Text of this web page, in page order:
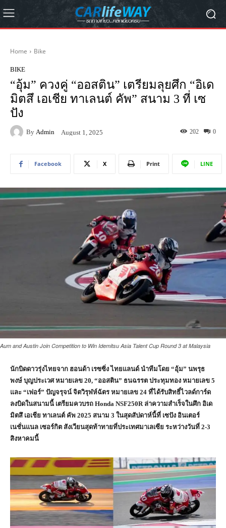
Home Bike
BIKE
“อุ้ม” ควงคู่ “ออสติน” เตรียมลุยศึก “อิเด
มิตสึ เอเชีย ทาเลนต์ คัพ” สนาม 3 ที่ เซ
ปัง
By Admin August 1, 2025 0
202
Facebook X Print LINE
Aum and Austin Join Competition to Win Idemitsu Asia Talent Cup Round 3 at Malaysia
นักบิดดาวรุ่งไทยจาก ฮอนด้า เรซซิ่ง ไทยแลนด์ นำทีมโดย “อุ้ม” นพรุธ
พงษ์ บุญประเวศ หมายเลข 20, “ออสติน” ธนฉรรต ประทุมทอง หมายเลข 5
และ “เฟอร์” ปัญจรุจน์ จิตวิรุฬห์ฉัตร หมายเลข 24 ที่ได้รับสิทธิ์ไวลด์การ์ด
ลงบิดในสนามนี้ เตรียมควบรถ Honda NSF250R ล่าความสำเร็จในศึก อิเด
มิตสึ เอเชีย ทาเลนต์ คัพ 2025 สนาม 3 ในสุดสัปดาห์นี้ที่ เซปัง อินเตอร์
เนชั่นแนล เซอร์กิต สังเวียนสุดท้าทายที่ประเทศมาเลเซีย ระหว่างวันที่ 2-3
สิงหาคมนี้